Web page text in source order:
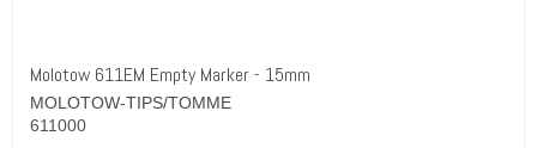
Molotow 611EM Empty Marker - 15mm
MOLOTOW-TIPS/TOMME
611000